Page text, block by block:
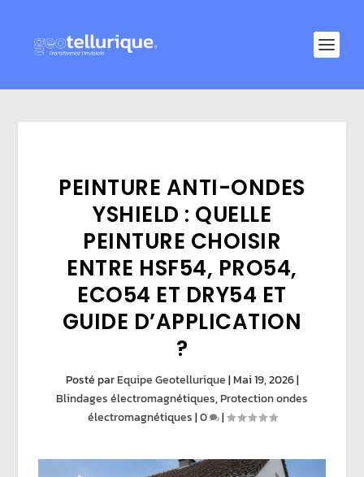
PEINTURE ANTI-ONDES
YSHIELD : QUELLE
PEINTURE CHOISIR
ENTRE HSF54, PRO54,
ECO54 ET DRY54 ET
GUIDE D’APPLICATION
?
Posté parEquipe Geotellurique|Mai 19, 2026|
Blindages électromagnétiques,Protection ondes
électromagnétiques|0 |